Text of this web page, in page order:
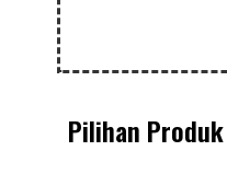
Pilihan